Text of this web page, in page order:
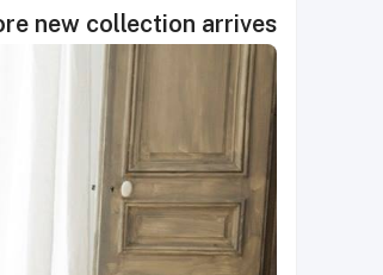
new collection arrives